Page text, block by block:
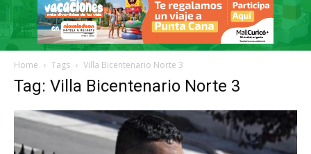
Home Tags Villa Bicentenario Norte 3
Tag: Villa Bicentenario Norte 3